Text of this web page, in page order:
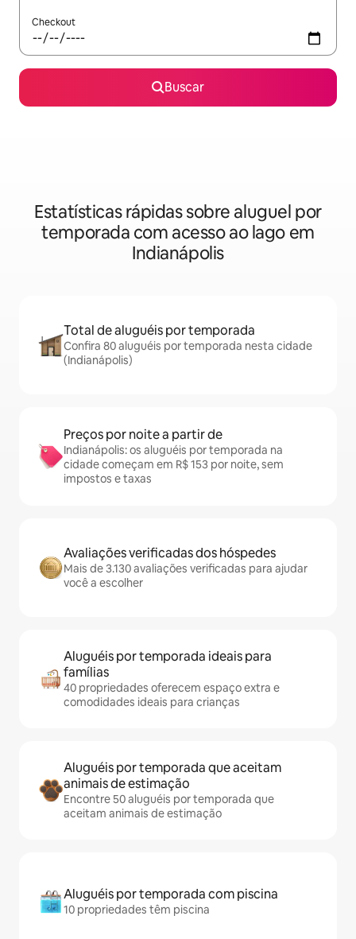
Checkout
Buscar
Estatísticas rápidas sobre aluguel por
temporada com acesso ao lago em
Indianápolis
Total de aluguéis por temporada
Confira 80 aluguéis por temporada nesta cidade
(Indianápolis)
Preços por noite a partir de
Indianápolis: os aluguéis por temporada na
cidade começam em R$ 153 por noite, sem
impostos e taxas
Avaliações verificadas dos hóspedes
Mais de 3.130 avaliações verificadas para ajudar
você a escolher
Aluguéis por temporada ideais para
famílias
40 propriedades oferecem espaço extra e
comodidades ideais para crianças
Aluguéis por temporada que aceitam
animais de estimação
Encontre 50 aluguéis por temporada que
aceitam animais de estimação
Aluguéis por temporada com piscina
10 propriedades têm piscina